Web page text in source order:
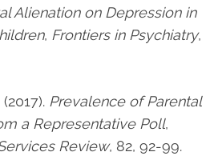
Alienation on Depression in
, Frontiers in Psychiatry,
Prevalence of Parental
a Representative Poll,
Review, 82, 92-99.